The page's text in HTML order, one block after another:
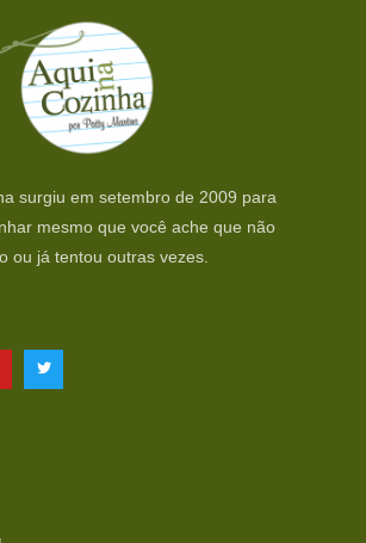
surgiu em setembro de 2009 para
mesmo que você ache que não
ou já tentou outras vezes.